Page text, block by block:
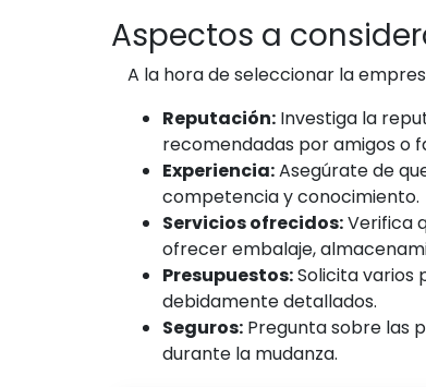
Aspectos a
A la hora de seleccionar la
Reputación: Investiga la
recomendadas por amigos o
Experiencia:Asegúrate de
competencia y conocimiento.
Servicios ofrecidos:Verifica
ofrecer embalaje,
Presupuestos:Solicita varios
debidamente detallados.
Seguros: Pregunta sobre las
durante la mudanza.